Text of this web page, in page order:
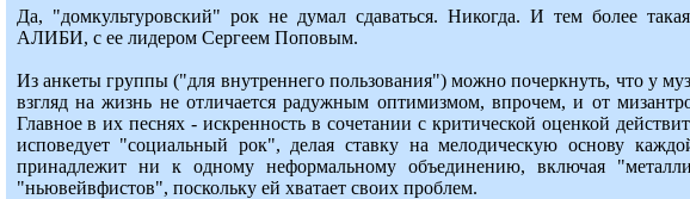
Да, "домкультуровский" рок не думал сдаваться. Никогда. И тем более
АЛИБИ, с ее лидером Сергеем Поповым.
Из анкеты группы ("для внутреннего пользования") можно почеркнуть, что у
взгляд на жизнь не отличается радужным оптимизмом, впрочем, и от
Главное в их песнях - искренность в сочетании с критической оценкой
исповедует "социальный рок", делая ставку на мелодическую основу
принадлежит ни к одному неформальному объединению, включая
"ньювейвфистов", поскольку ей хватает своих проблем.